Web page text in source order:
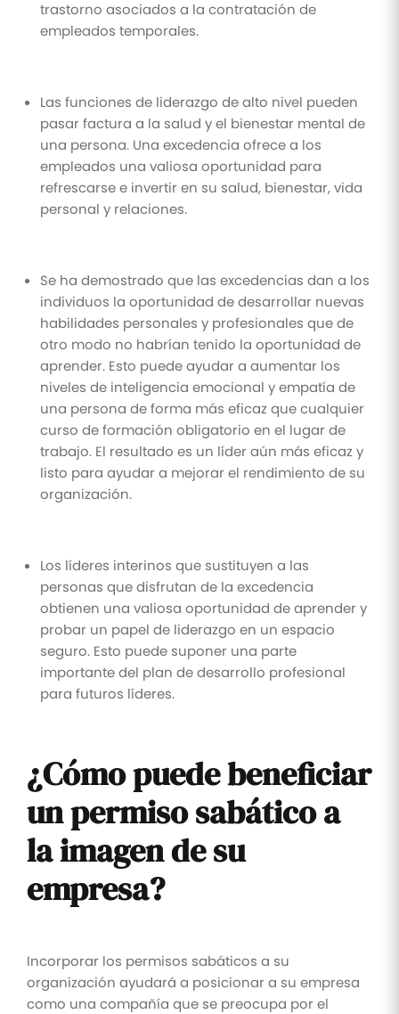
trastorno asociados a la contratación de
empleados temporales.
Las funciones de liderazgo de alto nivel pueden
pasar factura a la salud y el bienestar mental de
una persona. Una excedencia ofrece a los
empleados una valiosa oportunidad para
refrescarse e invertir en su salud, bienestar, vida
personal y relaciones.
Se ha demostrado que las excedencias dan a los
individuos la oportunidad de desarrollar nuevas
habilidades personales y profesionales que de
otro modo no habrían tenido la oportunidad de
aprender. Esto puede ayudar a aumentar los
niveles de inteligencia emocional y empatía de
una persona de forma más eficaz que cualquier
curso de formación obligatorio en el lugar de
trabajo. El resultado es un líder aún más eficaz y
listo para ayudar a mejorar el rendimiento de su
organización.
Los líderes interinos que sustituyen a las
personas que disfrutan de la excedencia
obtienen una valiosa oportunidad de aprender y
probar un papel de liderazgo en un espacio
seguro. Esto puede suponer una parte
importante del plan de desarrollo profesional
para futuros líderes.
¿Cómo puede beneficiar
un permiso sabático a
la imagen de su
empresa?
Incorporar los permisos sabáticos a su
organización ayudará a posicionar a su empresa
como una compañía que se preocupa por el